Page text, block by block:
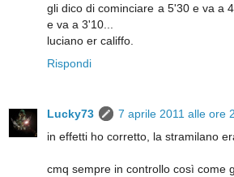
gli dico di cominciare a 5'30 e va a
e va a 3'10...
luciano er califfo.
Rispondi
Lucky73
7 aprile 2011 alle ore
in effetti ho corretto, la stramilano
cmq sempre in controllo così come